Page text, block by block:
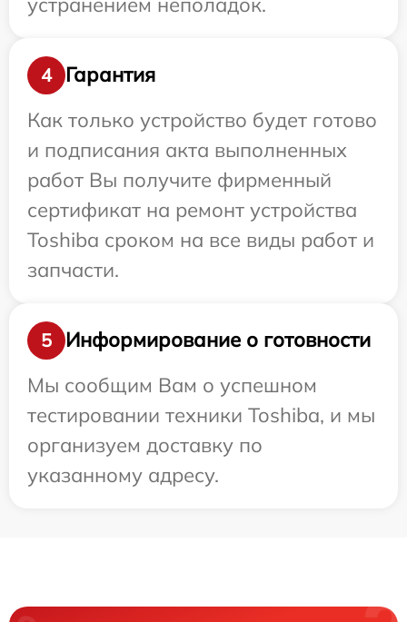
4
Гарантия
Как только устройство будет готово
и подписания акта выполненных
работ Вы получите фирменный
сертификат на ремонт устройства
Toshiba сроком на все виды работ и
запчасти.
5
Информирование о готовности
Мы сообщим Вам о успешном
тестировании техники Toshiba, и мы
организуем доставку по
указанному адресу.